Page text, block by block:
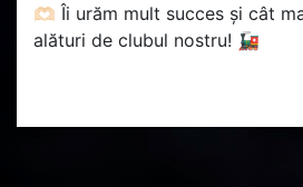
🫶🏻 Îi urăm mult succes și cât
alături de clubul nostru! 🚂